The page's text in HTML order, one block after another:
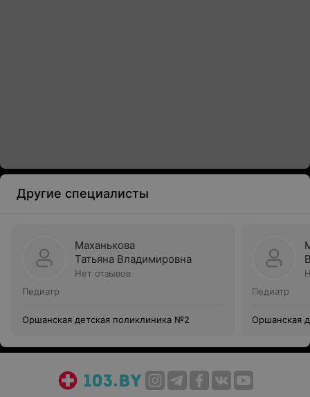
Другие специалисты
Маханькова
Татьяна Владимировна
Нет отзывов
Педиатр
Оршанская детская поликлиника №2
Педиатр
Оршанская